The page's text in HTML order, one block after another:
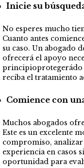
Inicie su
No esperes mucho
Cuanto antes
su caso. Un abogado
ofrecerá el apoyo
principioprotegerádo
reciba el tratamiento
Comience con
Muchos abogados
Este es un excelente
compromiso,
experiencia en casos
oportunidad para